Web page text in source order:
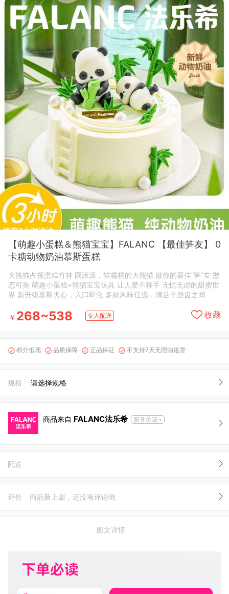
【萌趣小蛋糕＆熊猫宝宝】FALANC 【最佳笋友】 0
卡糖动物奶油慕斯蛋糕
大熊猫占领蛋糕竹林 圆滚滚，软糯糯的大熊猫 做你的最佳“笋”友 憨
态可掬 萌趣小蛋糕+熊猫宝宝玩具 让人爱不释手 无忧无虑的甜蜜世
界 新升级慕斯夹心，入口即化 多款风味任选，满足于唇齿之间
￥ 268~538 专人配送 收藏
 积分抵现  品质保障  正品保证  不支持7天无理由退货
规格 请选择规格
商品来自 FALANC法乐希 服务承诺>
配送
评价 商品新上架，还没有评论哟
图文详情